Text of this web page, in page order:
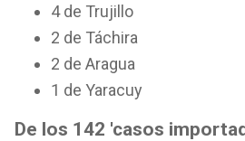
4 de Trujillo
2 de Táchira
2 de Aragua
1 de Yaracuy
De los 142 'casos